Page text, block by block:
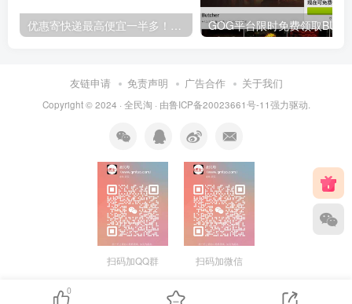
优惠寄快递最高便宜一半多！白鸽惠递
友链申请 免责声明 广告合作 关于我们
Copyright © 2024 · 全民淘 · 由鲁ICP备20023661号-11强力驱动.
扫码加QQ群 扫码加微信
0